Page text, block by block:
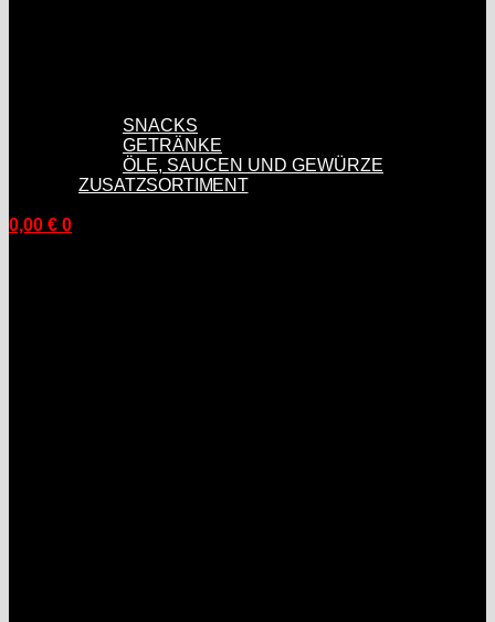
SNACKS
GETRÄNKE
ÖLE, SAUCEN UND GEWÜRZE
ZUSATZSORTIMENT
0,00 € 0